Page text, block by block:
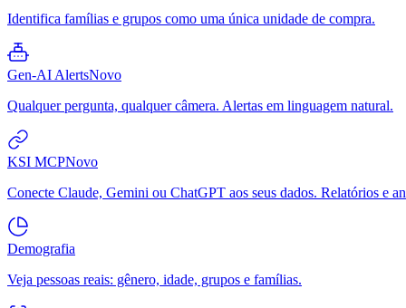
Identifica famílias e grupos como uma única unidade de compra.
Gen-AI AlertsNovo
Qualquer pergunta, qualquer câmera. Alertas em linguagem natural.
KSI MCPNovo
Conecte Claude, Gemini ou ChatGPT aos seus dados. Relatórios e
Demografia
Veja pessoas reais: gênero, idade, grupos e famílias.